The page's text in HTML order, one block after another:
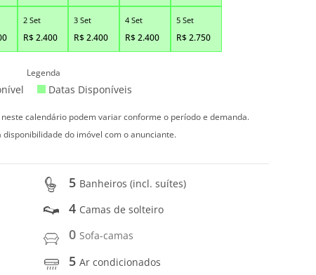
2 Set
R$2.400
3 Set
R$2.400
4 Set
R$2.400
5 Set
R$2.750
Legenda
Datas Disponíveis
calendário podem variar conforme o período e demanda.
disponibilidade do imóvel com o anunciante.
5 Banheiros (incl. suítes)
4 Camas de solteiro
0 Sofa-camas
5Ar condicionados